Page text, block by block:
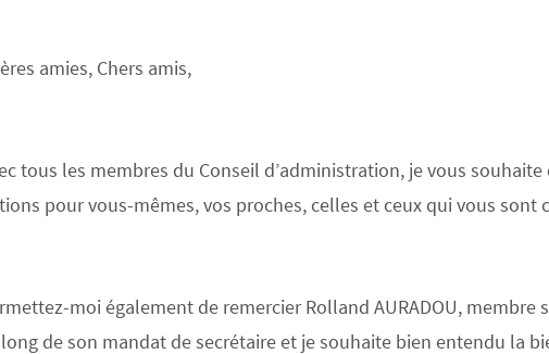
amies, Chers amis,
tous les membres du Conseil d’administration, je vous
pour vous-mêmes, vos proches, celles et ceux qui vous sont
moi également de remercier Rolland AURADOU,
de son mandat de secrétaire et je souhaite bien entendu la